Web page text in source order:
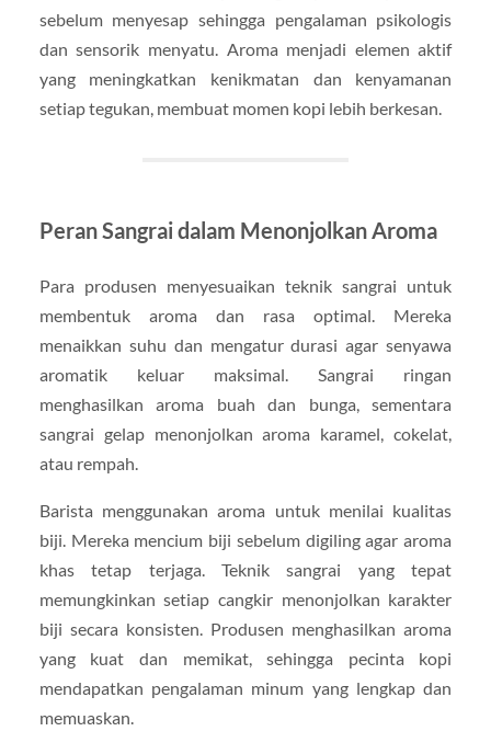
sebelum menyesap sehingga pengalaman psikologis
dan sensorik menyatu. Aroma menjadi elemen aktif
yang meningkatkan kenikmatan dan kenyamanan
setiap tegukan, membuat momen kopi lebih berkesan.
Peran Sangrai dalam Menonjolkan Aroma
Para produsen menyesuaikan teknik sangrai untuk
membentuk aroma dan rasa optimal. Mereka
menaikkan suhu dan mengatur durasi agar senyawa
aromatik keluar maksimal. Sangrai ringan
menghasilkan aroma buah dan bunga, sementara
sangrai gelap menonjolkan aroma karamel, cokelat,
atau rempah.
Barista menggunakan aroma untuk menilai kualitas
biji. Mereka mencium biji sebelum digiling agar aroma
khas tetap terjaga. Teknik sangrai yang tepat
memungkinkan setiap cangkir menonjolkan karakter
biji secara konsisten. Produsen menghasilkan aroma
yang kuat dan memikat, sehingga pecinta kopi
mendapatkan pengalaman minum yang lengkap dan
memuaskan.